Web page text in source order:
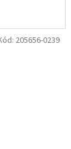
205656-0239